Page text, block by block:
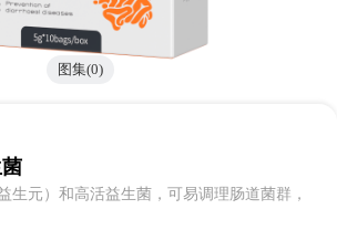
图集(0)
生元）和高活益生菌，可易调理肠道菌群，